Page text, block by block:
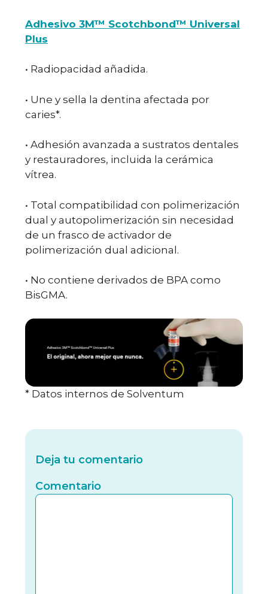
Adhesivo 3M™ Scotchbond™ Universal
Plus
• Radiopacidad añadida.
• Une y sella la dentina afectada por
caries*.
• Adhesión avanzada a sustratos dentales
y restauradores, incluida la cerámica
vítrea.
• Total compatibilidad con polimerización
dual y autopolimerización sin necesidad
de un frasco de activador de
polimerización dual adicional.
• No contiene derivados de BPA como
BisGMA.
* Datos internos de Solventum
Deja tu comentario
Comentario